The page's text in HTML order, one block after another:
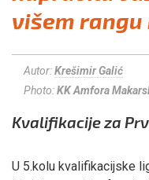
višem
Autor:Krešimir Galić
Photo:KK Amfora
Kvalifikacije za
U 5.kolu kvalifikacijske